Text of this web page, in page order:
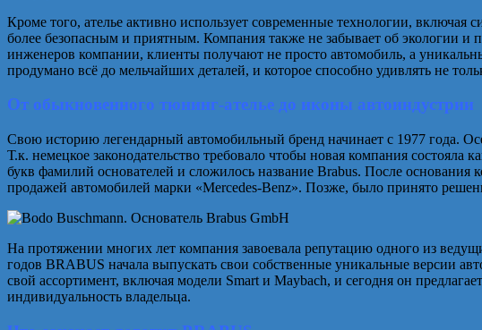
Кроме того, ателье активно использует современные технологии,
более безопасным и приятным. Компания также не забывает об экологии
инженеров компании, клиенты получают не просто автомобиль, а
продумано всё до мельчайших деталей, и которое способно удивлять не
От обыкновенного тюнинг-ателье до иконы автоиндустрии
Свою историю легендарный автомобильный бренд начинает с 1977 года.
Т.к. немецкое законодательство требовало чтобы новая компания
букв фамилий основателей и сложилось название Brabus. После
продажей автомобилей марки «Mercedes-Benz». Позже, было принято
На протяжении многих лет компания завоевала репутацию одного из
годов BRABUS начала выпускать свои собственные уникальные версии
свой ассортимент, включая модели Smart и Maybach, и сегодня он
индивидуальность владельца.